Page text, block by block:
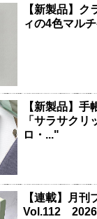
【新製品】
ィの4色マル
【新製品】
「サラサクリ
ロ・..."
【連載】月刊
Vol.112 2026